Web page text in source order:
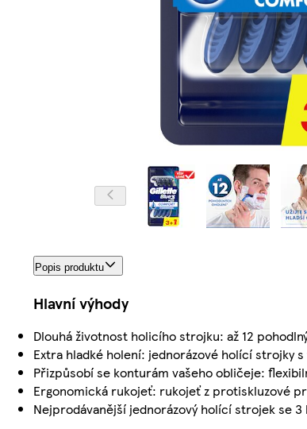
Popis produktu
Hlavní výhody
Dlouhá životnost holicího strojku: až 12
Extra hladké holení: jednorázové holící strojky
Přizpůsobí se konturám vašeho obličeje:
Ergonomická rukojeť: rukojeť z protiskluzové
Nejprodávanější jednorázový holící strojek se